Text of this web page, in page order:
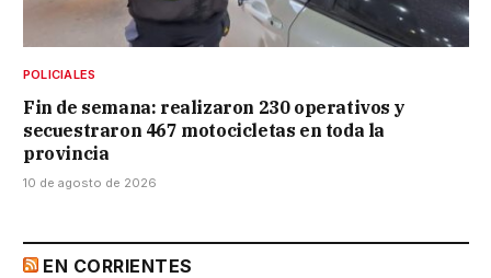
POLICIALES
Fin de semana: realizaron 230 operativos y
secuestraron 467 motocicletas en toda la
provincia
10 de agosto de 2026
EN CORRIENTES